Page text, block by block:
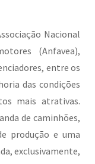
Nacional
(Anfavea),
entre os
das condições
mais atrativas.
de caminhões,
produção e uma
exclusivamente,